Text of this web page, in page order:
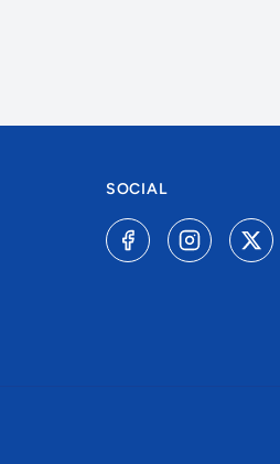
SOCIAL